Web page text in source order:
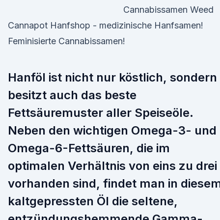
Cannabissamen Weed
Cannapot Hanfshop - medizinische Hanfsamen!
Feminisierte Cannabissamen!
Hanföl ist nicht nur köstlich, sondern
besitzt auch das beste
Fettsäuremuster aller Speiseöle.
Neben den wichtigen Omega-3- und
Omega-6-Fettsäuren, die im
optimalen Verhältnis von eins zu drei
vorhanden sind, findet man in
kaltgepressten Öl die seltene,